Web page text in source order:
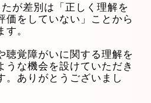
が差別は「正しく理解を
価をしていない」ことから
。
聴覚障がいに関する理解を
うな機会を設けていただき
。ありがとうございまし